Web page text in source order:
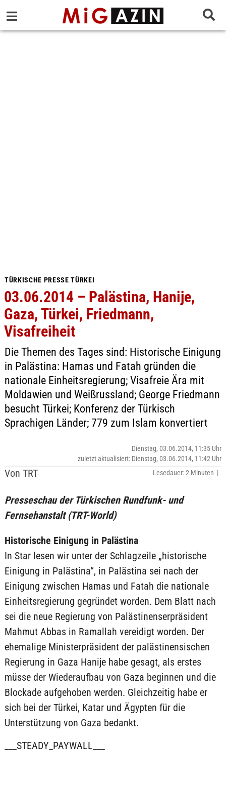
TÜRKISCHE PRESSE TÜRKEI
03.06.2014 – Palästina, Hanije,
Gaza, Türkei, Friedmann,
Visafreiheit
Die Themen des Tages sind: Historische Einigung
in Palästina: Hamas und Fatah gründen die
nationale Einheitsregierung; Visafreie Ära mit
Moldawien und Weißrussland; George Friedmann
besucht Türkei; Konferenz der Türkisch
Sprachigen Länder; 779 zum Islam konvertiert
Von TRT
Dienstag, 03.06.2014, 11:35 Uhr
zuletzt aktualisiert: Dienstag, 03.06.2014, 11:42 Uhr
Lesedauer: 2 Minuten |
Presseschau der Türkischen Rundfunk- und
Fernsehanstalt (TRT-World)
Historische Einigung in Palästina
In Star lesen wir unter der Schlagzeile „historische
Einigung in Palästina“, in Palästina sei nach der
Einigung zwischen Hamas und Fatah die nationale
Einheitsregierung gegründet worden. Dem Blatt nach
sei die neue Regierung von Palästinenserpräsident
Mahmut Abbas in Ramallah vereidigt worden. Der
ehemalige Ministerpräsident der palästinensischen
Regierung in Gaza Hanije habe gesagt, als erstes
müsse der Wiederaufbau von Gaza beginnen und die
Blockade aufgehoben werden. Gleichzeitig habe er
sich bei der Türkei, Katar und Ägypten für die
Unterstützung von Gaza bedankt.
___STEADY_PAYWALL___